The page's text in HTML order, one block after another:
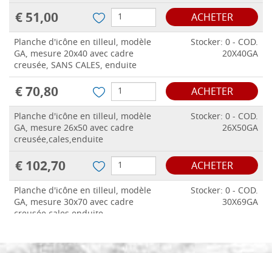
€ 51,00 ACHETER
Planche d'icône en tilleul, modèle
GA, mesure 20x40 avec cadre
creusée, SANS CALES, enduite
Stocker: 0 - COD.
20X40GA
€ 70,80 ACHETER
Planche d'icône en tilleul, modèle
GA, mesure 26x50 avec cadre
creusée,cales,enduite
Stocker: 0 - COD.
26X50GA
€ 102,70 ACHETER
Planche d'icône en tilleul, modèle
GA, mesure 30x70 avec cadre
creusée,cales,enduite
Stocker: 0 - COD.
30X69GA
€ 121,50 ACHETER